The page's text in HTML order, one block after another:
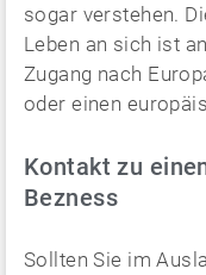
sogar verstehen.
Leben an sich ist
Zugang nach
oder einen
Kontakt zu
Bezness
Sollten Sie im